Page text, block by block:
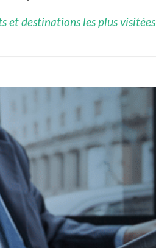
et destinations les plus visitées